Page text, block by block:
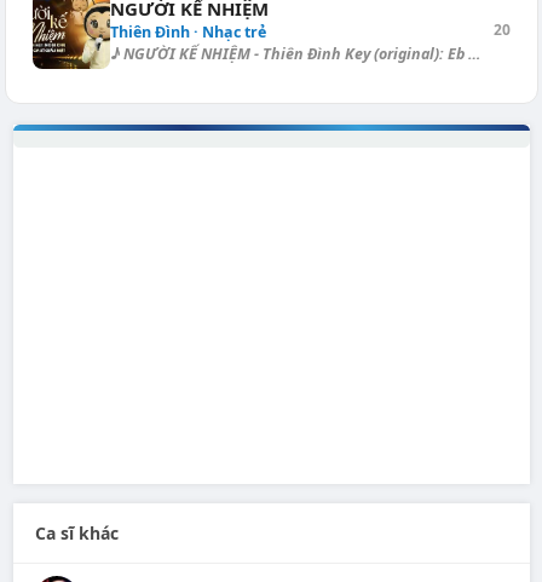
NGƯỜI KẾ NHIỆM
Thiên Đình · Nhạc trẻ
♪ NGƯỜI KẾ NHIỆM - Thiên Đình Key (original): Eb → Key (transposed): D,...
20
Ca sĩ khác